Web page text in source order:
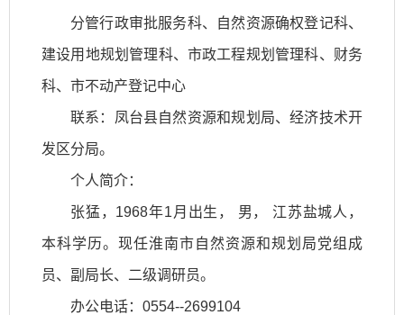
分管行政审批服务科、自然资源确权登记科、
建设用地规划管理科、市政工程规划管理科、财务
科、市不动产登记中心
联系：凤台县自然资源和规划局、经济技术开
发区分局。
个人简介：
张猛，1968年1月出生， 男， 江苏盐城人，
本科学历。现任淮南市自然资源和规划局党组成
员、副局长、二级调研员。
办公电话：0554--2699104